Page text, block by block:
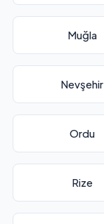
Muğla
Nevşehir
Ordu
Rize